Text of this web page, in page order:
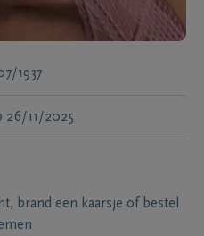
1937
26/11/2025
brand een kaarsje of bestel